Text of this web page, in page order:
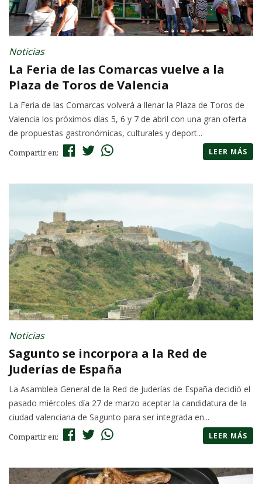
Noticias
La Feria de las Comarcas vuelve a la
Plaza de Toros de Valencia
La Feria de las Comarcas volverá a llenar la Plaza de Toros de
Valencia los próximos días 5, 6 y 7 de abril con una gran oferta
de propuestas gastronómicas, culturales y deport...
Compartir en: LEER MÁS
Noticias
Sagunto se incorpora a la Red de
Juderías de España
La Asamblea General de la Red de Juderías de España decidió el
pasado miércoles día 27 de marzo aceptar la candidatura de la
ciudad valenciana de Sagunto para ser integrada en...
Compartir en: LEER MÁS